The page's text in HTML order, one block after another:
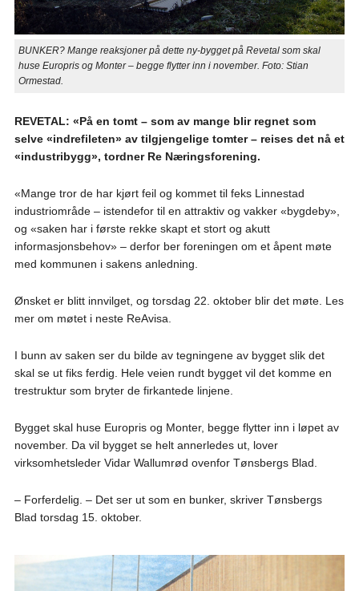
BUNKER? Mange reaksjoner på dette ny-bygget på Revetal som skal
huse Europris og Monter – begge flytter inn i november. Foto: Stian
Ormestad.
REVETAL: «På en tomt – som av mange blir regnet som
selve «indrefileten» av tilgjengelige tomter – reises det nå et
«industribygg», tordner Re Næringsforening.
«Mange tror de har kjørt feil og kommet til feks Linnestad
industriområde – istendefor til en attraktiv og vakker «bygdeby»,
og «saken har i første rekke skapt et stort og akutt
informasjonsbehov» – derfor ber foreningen om et åpent møte
med kommunen i sakens anledning.
Ønsket er blitt innvilget, og torsdag 22. oktober blir det møte. Les
mer om møtet i neste ReAvisa.
I bunn av saken ser du bilde av tegningene av bygget slik det
skal se ut fiks ferdig. Hele veien rundt bygget vil det komme en
trestruktur som bryter de firkantede linjene.
Bygget skal huse Europris og Monter, begge flytter inn i løpet av
november. Da vil bygget se helt annerledes ut, lover
virksomhetsleder Vidar Wallumrød ovenfor Tønsbergs Blad.
– Forferdelig. – Det ser ut som en bunker, skriver Tønsbergs
Blad torsdag 15. oktober.